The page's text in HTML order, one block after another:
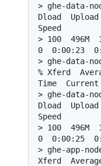
> ghe-data-
Dload
Speed
> 100  496M
0  0:00:23
> ghe-data-
% Xferd
Time  Current
> ghe-data-
Dload
Speed
> 100  496M
0  0:00:25
> ghe-app-
Xferd